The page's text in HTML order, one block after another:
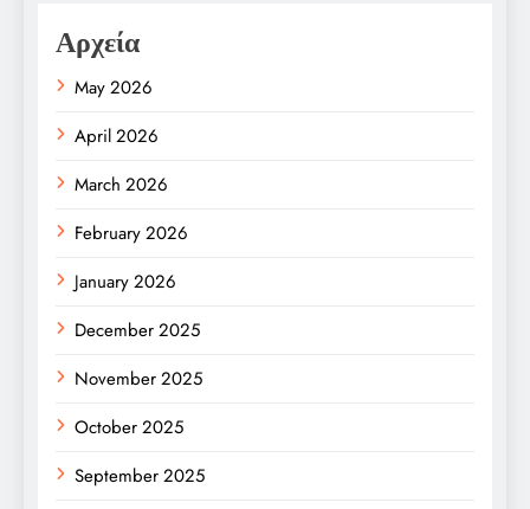
Αρχεία
May 2026
April 2026
March 2026
February 2026
January 2026
December 2025
November 2025
October 2025
September 2025